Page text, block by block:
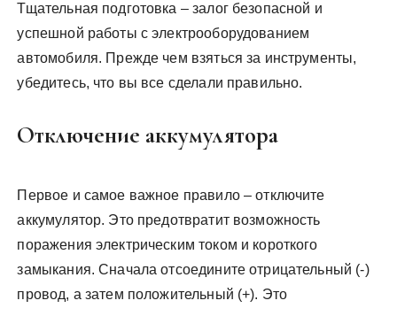
Тщательная подготовка – залог безопасной и
успешной работы с электрооборудованием
автомобиля. Прежде чем взяться за инструменты,
убедитесь, что вы все сделали правильно.
Отключение аккумулятора
Первое и самое важное правило – отключите
аккумулятор. Это предотвратит возможность
поражения электрическим током и короткого
замыкания. Сначала отсоедините отрицательный (-)
провод, а затем положительный (+). Это